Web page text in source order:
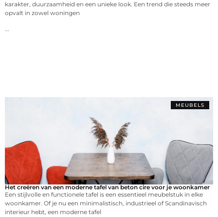
karakter, duurzaamheid en een unieke look. Een trend die steeds meer
opvalt in zowel woningen
MEUBELS
Het creëren van een moderne tafel van beton cire voor je woonkamer
Een stijlvolle en functionele tafel is een essentieel meubelstuk in elke
woonkamer. Of je nu een minimalistisch, industrieel of Scandinavisch
interieur hebt, een moderne tafel